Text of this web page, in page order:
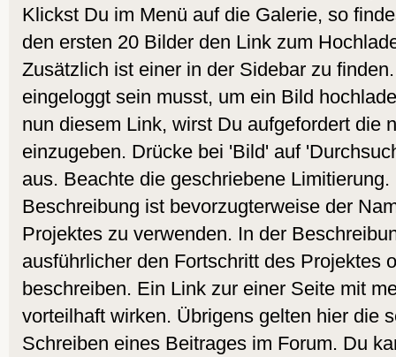
Klickst Du im Menü auf die Galerie, so
den ersten 20 Bilder den Link zum
Zusätzlich ist einer in der Sidebar zu
eingeloggt sein musst, um ein Bild
nun diesem Link, wirst Du aufgefordert die
einzugeben. Drücke bei 'Bild' auf
aus. Beachte die geschriebene
Beschreibung ist bevorzugterweise der
Projektes zu verwenden. In der
ausführlicher den Fortschritt des Projektes
beschreiben. Ein Link zur einer Seite mit
vorteilhaft wirken. Übrigens gelten hier die
Schreiben eines Beitrages im Forum. Du